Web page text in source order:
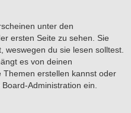
unter den
ersten Seite zu sehen. Sie
weswegen du sie lesen solltest.
es von deinen
Themen erstellen kannst oder
Administration ein.